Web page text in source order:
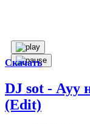
Скачать
DJ sot - Ауу
(Edit)